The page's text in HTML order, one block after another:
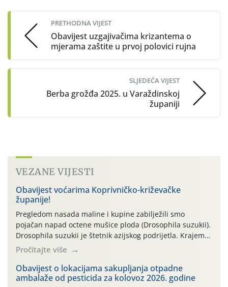
navigation
PRETHODNA VIJEST
Obavijest uzgajivačima krizantema o
mjerama zaštite u prvoj polovici rujna
SLJEDEĆA VIJEST
Berba grožđa 2025. u Varaždinskoj
županiji
VEZANE VIJESTI
Obavijest voćarima Koprivničko-križevačke
županije!
Pregledom nasada maline i kupine zabilježili smo
pojačan napad octene mušice ploda (Drosophila suzukii).
Drosophila suzukii je štetnik azijskog podrijetla. Krajem
2010. godine prvi puta je registriran u Hrvatskoj, a u
rujnu 2016. godine na našem su području zabilježene
gospodarski važne štete. Riječ je o štetniku vrlo sličnom
dobro poznatoj vinskoj mušici, no za razliku […]
Pročitajte više
Obavijest o lokacijama sakupljanja otpadne
ambalaže od pesticida za kolovoz 2026. godine